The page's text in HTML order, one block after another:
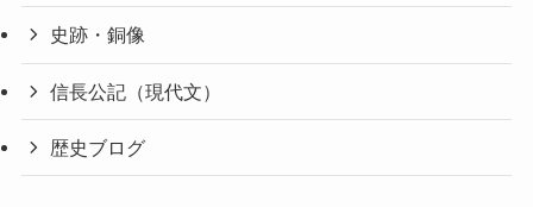
史跡・銅像
信長公記（現代文）
歴史ブログ